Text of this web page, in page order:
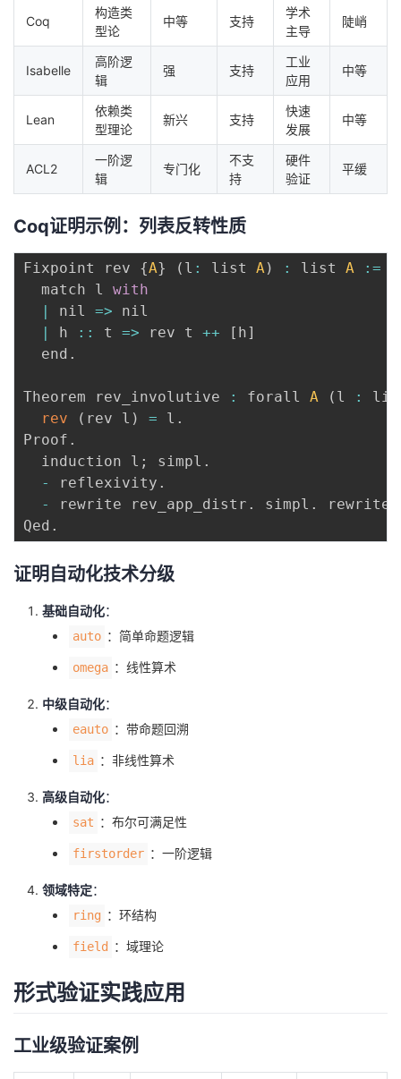
Coq
构造类
型论
中等 支持
学术
主导
陡峭
Isabelle
高阶逻
辑
强 支持
工业
应用
中等
Lean
依赖类
型理论
新兴 支持
快速
发展
中等
ACL2
一阶逻
辑
专门化
不支
持
硬件
验证
平缓
Coq证明示例：列表反转性质
Fixpoint rev {A} ( l : list A) : list A : =
  match l
with
nil => nil
h : : t => rev t ++ [ h]
  end
.
Theorem rev_involutive : forall A ( l :
rev
( rev l ) = l .
Proof .
  induction l
; simpl .
-
reflexivity .
-
rewrite rev_app_distr . simpl .
rewrite
Qed .
证明自动化技术分级
基础自动化：
auto ：简单命题逻辑
omega ：线性算术
中级自动化：
eauto ：带命题回溯
lia ：非线性算术
高级自动化：
sat ：布尔可满足性
firstorder ：一阶逻辑
领域特定：
ring ：环结构
field ：域理论
形式验证实践应用
工业级验证案例